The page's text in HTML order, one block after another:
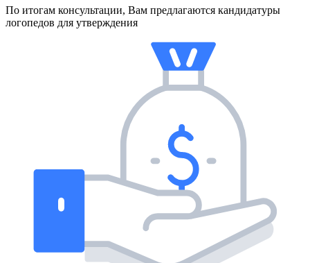
По итогам консультации, Вам предлагаются кандидатуры
логопедов для утверждения